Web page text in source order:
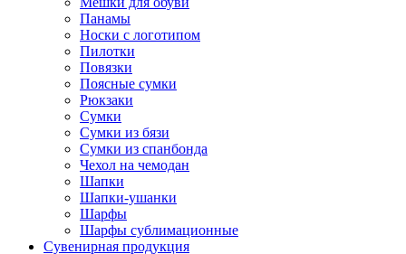
Панамы
Носки с логотипом
Пилотки
Повязки
Поясные сумки
Рюкзаки
Сумки
Сумки из бязи
Сумки из спанбонда
Чехол на чемодан
Шапки
Шапки-ушанки
Шарфы
Шарфы сублимационные
Сувенирная продукция